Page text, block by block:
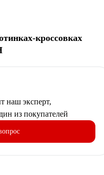
кроссовках
наш эксперт,
из покупателей